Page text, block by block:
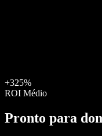
+325%
ROI Médio
Pronto para